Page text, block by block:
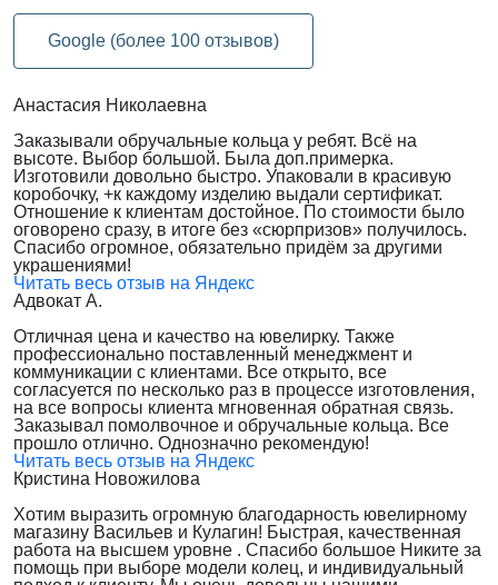
Google (более 100 отзывов)
Анастасия Николаевна
Заказывали обручальные кольца у ребят. Всё на
высоте. Выбор большой. Была доп.примерка.
Изготовили довольно быстро. Упаковали в красивую
коробочку, +к каждому изделию выдали сертификат.
Отношение к клиентам достойное. По стоимости было
оговорено сразу, в итоге без «сюрпризов» получилось.
Спасибо огромное, обязательно придём за другими
украшениями!
Читать весь отзыв на Яндекс
Адвокат А.
Отличная цена и качество на ювелирку. Также
профессионально поставленный менеджмент и
коммуникации с клиентами. Все открыто, все
согласуется по несколько раз в процессе изготовления,
на все вопросы клиента мгновенная обратная связь.
Заказывал помолвочное и обручальные кольца. Все
прошло отлично. Однозначно рекомендую!
Читать весь отзыв на Яндекс
Кристина Новожилова
Хотим выразить огромную благодарность ювелирному
магазину Васильев и Кулагин! Быстрая, качественная
работа на высшем уровне . Спасибо большое Никите за
помощь при выборе модели колец, и индивидуальный